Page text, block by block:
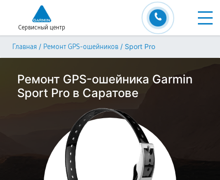
Сервисный центр
Главная / Ремонт GPS-ошейников / Sport Pro
Ремонт GPS-ошейника Garmin
Sport Pro в Саратове